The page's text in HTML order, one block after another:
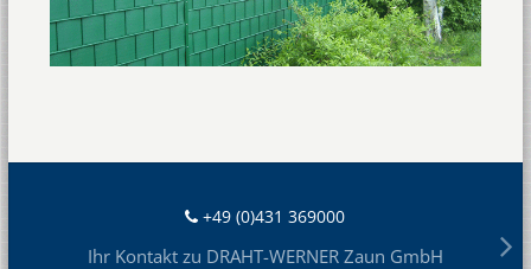
+49 (0)431 369000
Ihr Kontakt zu DRAHT-WERNER Zaun GmbH